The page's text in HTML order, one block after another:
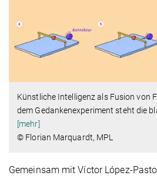
Künstliche Intelligenz als Fusion von
dem Gedankenexperiment steht die
[mehr]
© Florian Marquardt, MPL
Gemeinsam mit Víctor López-